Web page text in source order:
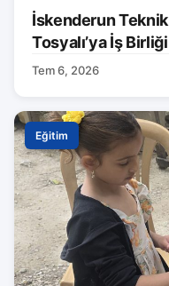
İskenderun
Tosyalı’ya İş
Tem 6, 2026
Eğitim